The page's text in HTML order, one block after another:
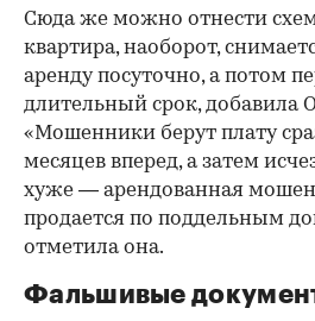
Сюда же можно отнести
квартира, наоборот,
аренду посуточно, а потом
длительный срок, добавила
«Мошенники берут плату
месяцев вперед, а затем
хуже — арендованная
продается по поддельным
отметила она.
Фальшивые